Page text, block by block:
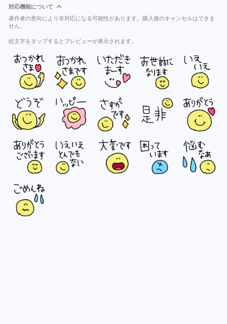
対応機能について
著作者の意向により非対応になる可能性があります。購入後のキャンセルはできま
せん。
絵文字をタップするとプレビューが表示されます。